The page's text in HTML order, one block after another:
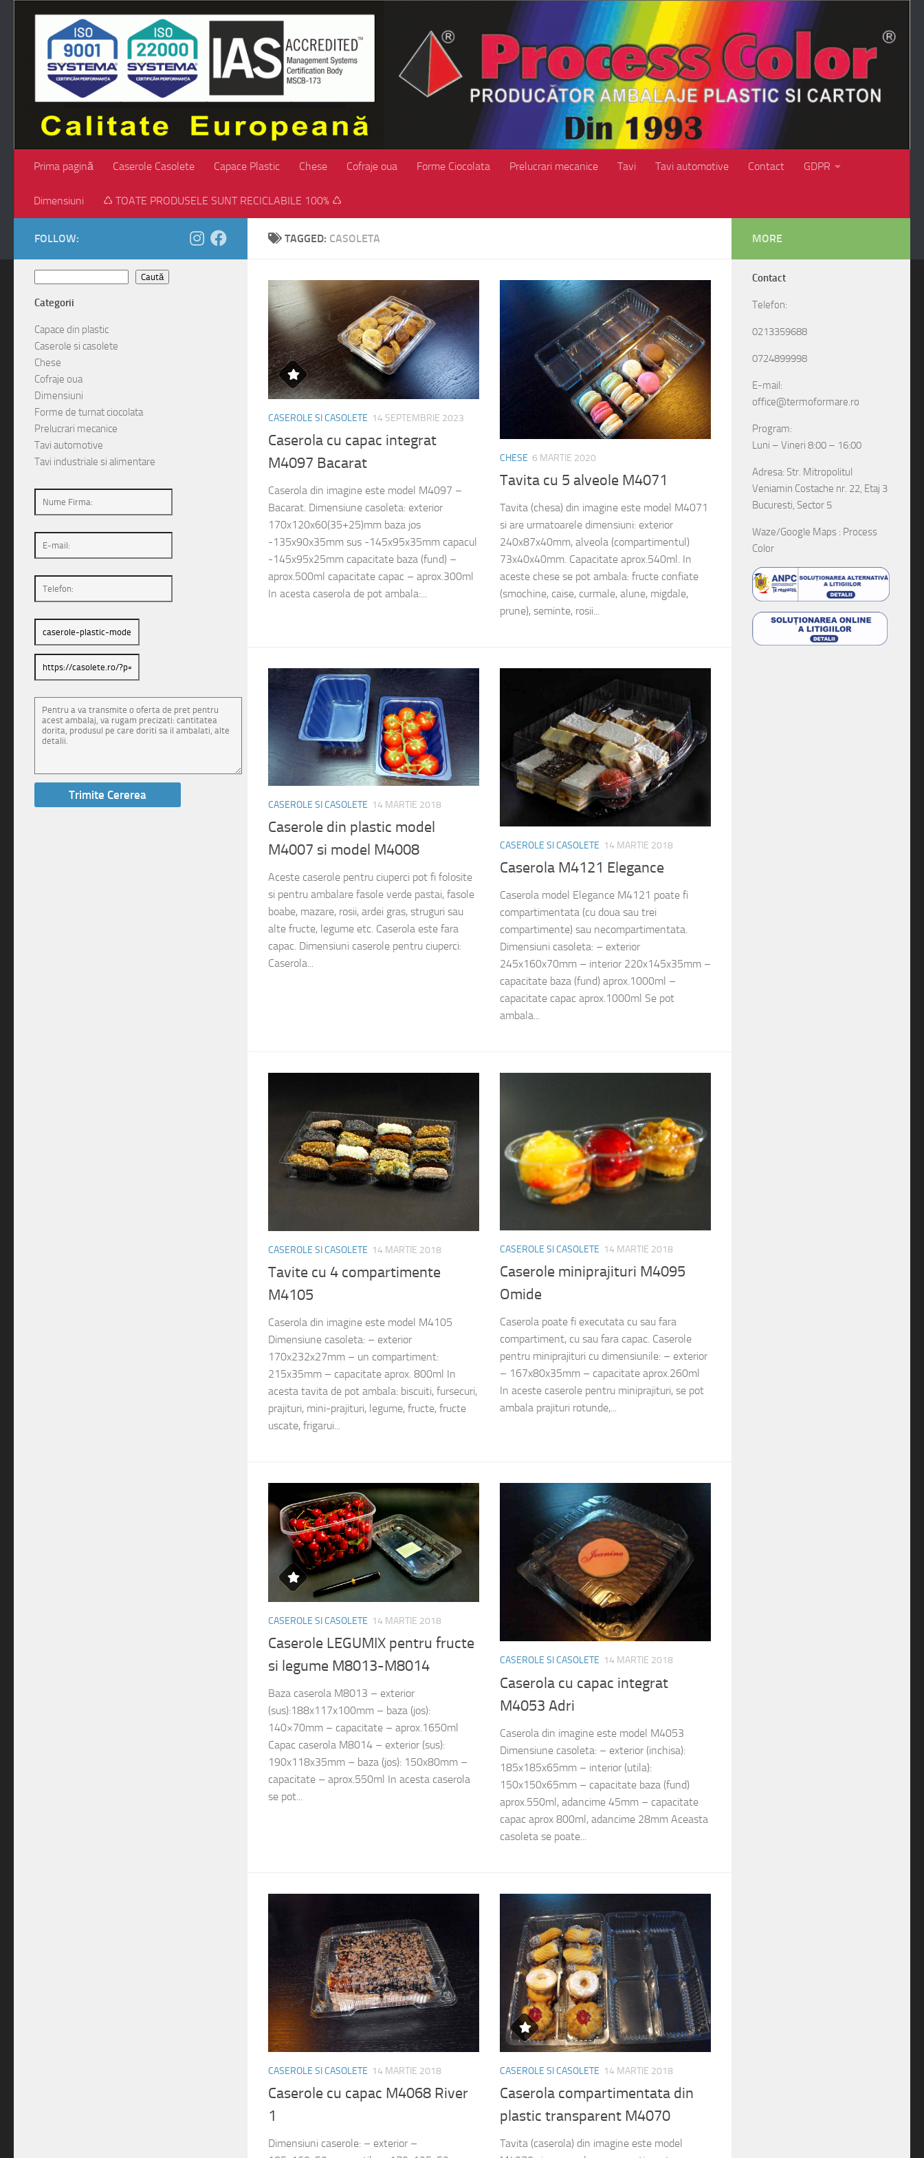
Skip to content
Prima pagină Caserole Casolete Capace Plastic Chese Cofraje oua Forme Ciocolata Prelucrari mecanice Tavi Tavi automotive Contact GDPR
Dimensiuni ♺ TOATE PRODUSELE SUNT RECICLABILE 100% ♺
TAGGED: CASOLETA
CASEROLE SI CASOLETE 14 SEPTEMBRIE 2023
Caserola cu capac integrat
M4097 Bacarat
Caserola din imagine este model M4097 –
Bacarat. Dimensiune casoleta: exterior
170x120x60(35+25)mm baza jos
-135x90x35mm sus -145x95x35mm capacul
-145x95x25mm capacitate baza (fund) –
aprox.500ml capacitate capac – aprox.300ml
In acesta caserola de pot ambala:...
CHESE 6 MARTIE 2020
Tavita cu 5 alveole M4071
Tavita (chesa) din imagine este model M4071
si are urmatoarele dimensiuni: exterior
240x87x40mm, alveola (compartimentul)
73x40x40mm. Capacitate aprox.540ml. In
aceste chese se pot ambala: fructe confiate
(smochine, caise, curmale, alune, migdale,
prune), seminte, rosii...
CASEROLE SI CASOLETE 14 MARTIE 2018
Caserole din plastic model
M4007 si model M4008
Aceste caserole pentru ciuperci pot fi folosite
si pentru ambalare fasole verde pastai, fasole
boabe, mazare, rosii, ardei gras, struguri sau
alte fructe, legume etc. Caserola este fara
capac. Dimensiuni caserole pentru ciuperci:
Caserola...
CASEROLE SI CASOLETE 14 MARTIE 2018
Caserola M4121 Elegance
Caserola model Elegance M4121 poate fi
compartimentata (cu doua sau trei
compartimente) sau necompartimentata.
Dimensiuni casoleta: – exterior
245x160x70mm – interior 220x145x35mm –
capacitate baza (fund) aprox.1000ml –
capacitate capac aprox.1000ml Se pot
ambala...
CASEROLE SI CASOLETE 14 MARTIE 2018
Tavite cu 4 compartimente
M4105
Caserola din imagine este model M4105
Dimensiune casoleta: – exterior
170x232x27mm – un compartiment:
215x35mm – capacitate aprox. 800ml In
acesta tavita de pot ambala: biscuiti, fursecuri,
prajituri, mini-prajituri, legume, fructe, fructe
uscate, frigarui...
CASEROLE SI CASOLETE 14 MARTIE 2018
Caserole miniprajituri M4095
Omide
Caserola poate fi executata cu sau fara
compartiment, cu sau fara capac. Caserole
pentru miniprajituri cu dimensiunile: – exterior
– 167x80x35mm – capacitate aprox.260ml
In aceste caserole pentru miniprajituri, se pot
ambala prajituri rotunde,...
CASEROLE SI CASOLETE 14 MARTIE 2018
Caserole LEGUMIX pentru fructe
si legume M8013-M8014
Baza caserola M8013 – exterior
(sus):188x117x100mm – baza (jos):
140×70mm – capacitate – aprox.1650ml
Capac caserola M8014 – exterior (sus):
190x118x35mm – baza (jos): 150x80mm –
capacitate – aprox.550ml In acesta caserola
se pot...
CASEROLE SI CASOLETE 14 MARTIE 2018
Caserola cu capac integrat
M4053 Adri
Caserola din imagine este model M4053
Dimensiune casoleta: – exterior (inchisa):
185x185x65mm – interior (utila):
150x150x65mm – capacitate baza (fund)
aprox.550ml, adancime 45mm – capacitate
capac aprox 800ml, adancime 28mm Aceasta
casoleta se poate...
CASEROLE SI CASOLETE 14 MARTIE 2018
Caserole cu capac M4068 River
1
Dimensiuni caserole: – exterior –
CASEROLE SI CASOLETE 14 MARTIE 2018
Caserola compartimentata din
plastic transparent M4070
Tavita (caserola) din imagine este model
FOLLOW:
Caută
Categorii
Capace din plastic
Caserole si casolete
Chese
Cofraje oua
Dimensiuni
Forme de turnat ciocolata
Prelucrari mecanice
Tavi automotive
Tavi industriale si alimentare
MORE
Contact
Telefon:
0213359688
0724899998
E-mail:
office@termoformare.ro
Program:
Luni – Vineri 8:00 – 16:00
Adresa: Str. Mitropolitul
Veniamin Costache nr. 22, Etaj 3
Bucuresti, Sector 5
Waze/Google Maps : Process
Color